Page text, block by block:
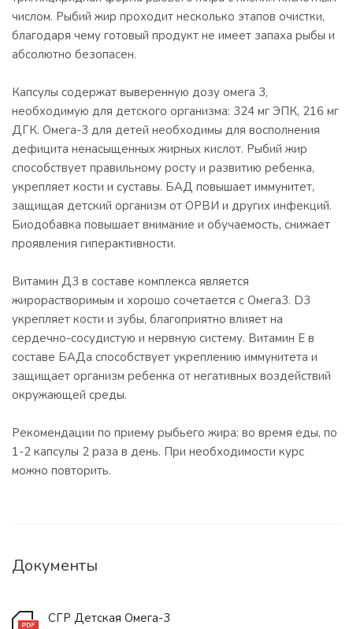
числом. Рыбий жир проходит несколько этапов очистки,
благодаря чему готовый продукт не имеет запаха рыбы и
абсолютно безопасен.
Капсулы содержат выверенную дозу омега 3,
необходимую для детского организма: 324 мг ЭПК, 216 мг
ДГК. Омега-3 для детей необходимы для восполнения
дефицита ненасыщенных жирных кислот. Рыбий жир
способствует правильному росту и развитию ребенка,
укрепляет кости и суставы. БАД повышает иммунитет,
защищая детский организм от ОРВИ и других инфекций.
Биодобавка повышает внимание и обучаемость, снижает
проявления гиперактивности.
Витамин Д3 в составе комплекса является
жирорастворимым и хорошо сочетается с Омега3. D3
укрепляет кости и зубы, благоприятно влияет на
сердечно-сосудистую и нервную систему. Витамин Е в
составе БАДа способствует укреплению иммунитета и
защищает организм ребенка от негативных воздействий
окружающей среды.
Рекомендации по приему рыбьего жира: во время еды, по
1-2 капсулы 2 раза в день. При необходимости курс
можно повторить.
Документы
СГР Детская Омега-3